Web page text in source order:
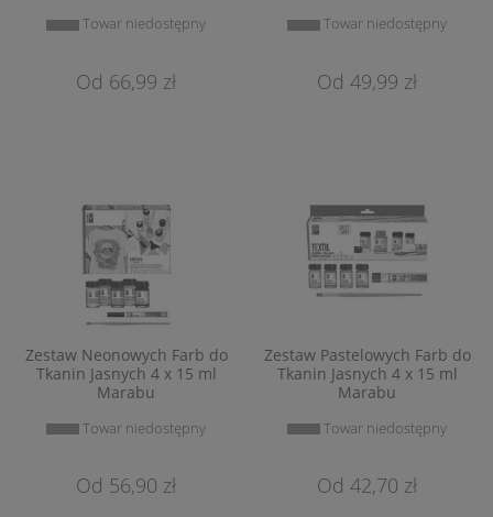
Towar niedostępny
66,99 zł
Towar niedostępny
49,99 zł
Zestaw Neonowych Farb do
Tkanin Jasnych 4 x 15 ml
Marabu
Towar niedostępny
56,90 zł
Zestaw Pastelowych Farb do
Tkanin Jasnych 4 x 15 ml
Marabu
Towar niedostępny
42,70 zł